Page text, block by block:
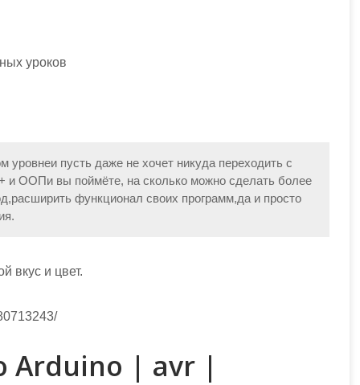
уроков
уровнеи пусть даже не хочет никуда переходить с
и ООПи вы поймёте, на сколько можно сделать более
функционал своих программ,да и просто
вкус и цвет.
Arduino | avr |